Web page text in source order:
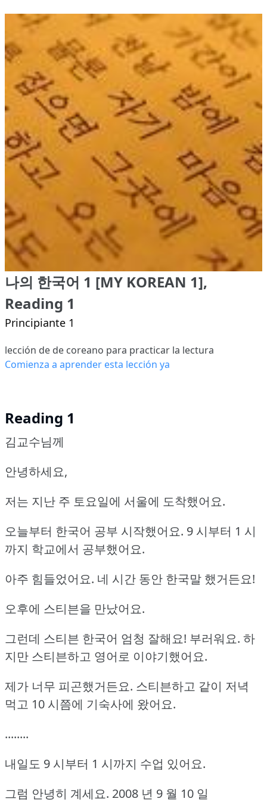
나의 한국어 1 [MY KOREAN 1],
Reading 1
Principiante 1
lección de de coreano para practicar la lectura
Comienza a aprender esta lección ya
Reading 1
김교수님께
안녕하세요,
저는 지난 주 토요일에 서울에 도착했어요.
오늘부터 한국어 공부 시작했어요. 9 시부터 1 시
까지 학교에서 공부했어요.
아주 힘들었어요. 네 시간 동안 한국말 했거든요!
오후에 스티븐을 만났어요.
그런데 스티븐 한국어 엄청 잘해요! 부러워요. 하
지만 스티븐하고 영어로 이야기했어요.
제가 너무 피곤했거든요. 스티븐하고 같이 저녁
먹고 10 시쯤에 기숙사에 왔어요.
........
내일도 9 시부터 1 시까지 수업 있어요.
그럼 안녕히 계세요. 2008 년 9 월 10 일